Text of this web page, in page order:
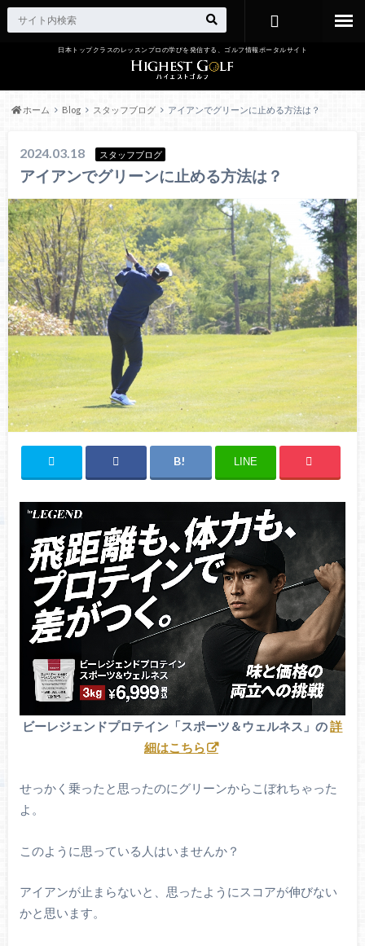
日本トップクラスのレッスンプロの学びを発信する、ゴルフ情報ポータルサイト
ホーム Blog スタッフブログ アイアンでグリーンに止める方法は？
2024.03.18 スタッフブログ
アイアンでグリーンに止める方法は？
LINE
ビーレジェンドプロテイン「スポーツ＆ウェルネス」の詳
細はこちら
せっかく乗ったと思ったのにグリーンからこぼれちゃった
よ。
このように思っている人はいませんか？
アイアンが止まらないと、思ったようにスコアが伸びない
かと思います。